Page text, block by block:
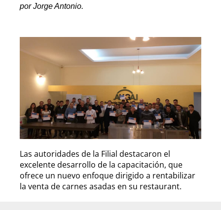
por Jorge Antonio.
Las autoridades de la Filial destacaron el
excelente desarrollo de la capacitación, que
ofrece un nuevo enfoque dirigido a rentabilizar
la venta de carnes asadas en su restaurant.